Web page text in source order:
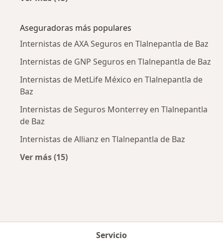
Aseguradoras más populares
Internistas de AXA Seguros en Tlalnepantla de Baz
Internistas de GNP Seguros en Tlalnepantla de Baz
Internistas de MetLife México en Tlalnepantla de
Baz
Internistas de Seguros Monterrey en Tlalnepantla
de Baz
Internistas de Allianz en Tlalnepantla de Baz
Ver más (15)
Servicio